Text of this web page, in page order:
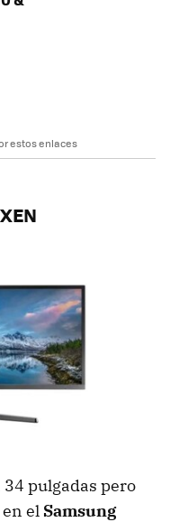
estos enlaces
pulgadas pero
el Samsung